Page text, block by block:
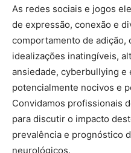
As redes sociais e jogos
de expressão, conexão e
comportamento de adição,
idealizações inatingíveis,
ansiedade, cyberbullying e
potencialmente nocivos e
Convidamos profissionais
para discutir o impacto
prevalência e prognóstico
neurológicos.